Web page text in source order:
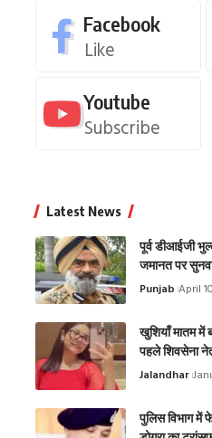
Facebook
Like
Youtube
Subscribe
Latest News
पूर्व डीआईजी
जमानत पर
Punjab April
खुशियाँ मातम में
पहले शिवसेना
Jalandhar
पुलिस विभाग में